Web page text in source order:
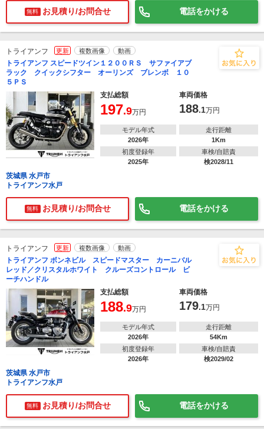
無料 お見積り/お問合せ 電話をかける
トライアンフ 更新 複数画像 動画
トライアンフ スピードツイン１２００ＲＳ サファイアブ
ラック クイックシフター オーリンズ ブレンボ １０
５ＰＳ
支払総額
車両価格
197.9万円 188.1万円
モデル年式
2026年
走行距離
1Km
初度登録年
2025年
車検/自賠責
検2028/11
茨城県 水戸市
トライアンフ水戸
無料 お見積り/お問合せ 電話をかける
トライアンフ 更新 複数画像 動画
トライアンフ ボンネビル スピードマスター カーニバル
レッド／クリスタルホワイト クルーズコントロール ビ
ーチハンドル
支払総額
車両価格
188.9万円 179.1万円
モデル年式
2026年
走行距離
54Km
初度登録年
2026年
車検/自賠責
検2029/02
茨城県 水戸市
トライアンフ水戸
無料 お見積り/お問合せ 電話をかける